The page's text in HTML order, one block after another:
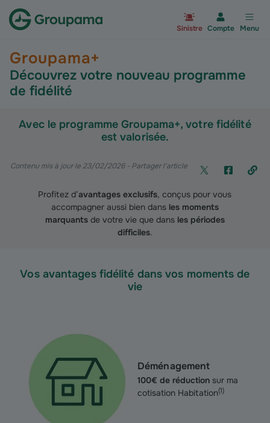
Sinistre Compte Menu
Groupama+
Découvrez votre nouveau programme
de fidélité
Avec le programme Groupama+, votre fidélité
est valorisée.
Contenu mis à jour le 23/02/2026- Partager l'article
Profitez d’avantages exclusifs, conçus pour vous
accompagner aussi bien dans les moments
marquantsde votre vie que dans les périodes
difficiles.
Vos avantages fidélité dans vos moments de
vie
Déménagement
100€ de réduction sur ma
cotisation Habitation(1)